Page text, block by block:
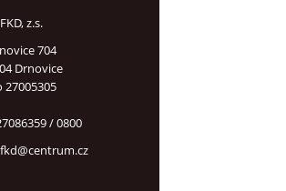
FKD, z.s.
704
Drnovice
27005305
/ 0800